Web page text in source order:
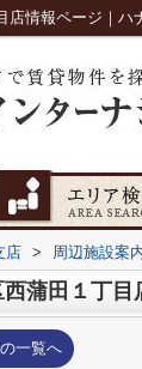
店情報ページ｜
店 > 周辺施設案
蒲田１丁目
一覧へ